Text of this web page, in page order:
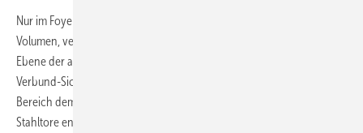
Nur im Foyer, im Prinzip eine Aussparung aus dem eingestellten
Volumen, verspringt die Klimahülle nach außen in die ursprüngliche
Ebene der alten Fenster. Mit ihrer neuen Einfachverglasung aus
Verbund-Sicherheitsglas in den originalen Stahlrahmen kommt dieser
Bereich dem ursprünglichen Aussehen der Halle am nächsten. Die
Stahltore entlang beider Längsseiten wurden in der offenen Position